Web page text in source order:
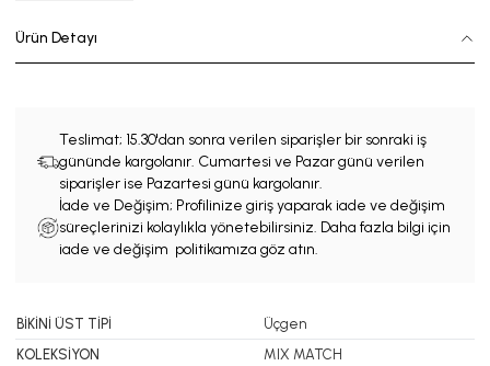
Ürün Detayı
Teslimat; 15.30'dan sonra verilen siparişler bir sonraki iş
gününde kargolanır. Cumartesi ve Pazar günü verilen
siparişler ise Pazartesi günü kargolanır.
İade ve Değişim; Profilinize giriş yaparak iade ve değişim
süreçlerinizi kolaylıkla yönetebilirsiniz. Daha fazla bilgi için
iade ve değişim politikamıza göz atın.
BİKİNİ ÜST TİPİ
Üçgen
KOLEKSİYON
MIX MATCH